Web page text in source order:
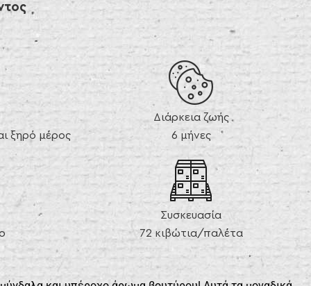
ξηρό μέρος
Διάρκεια ζωής
6 μήνες
Συσκευασία
72 κιβώτια/παλέτα